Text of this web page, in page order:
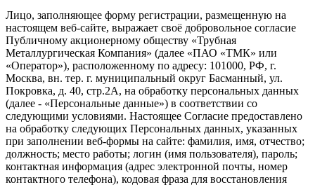
Лицо, заполняющее форму регистрации, размещенную на
настоящем веб-сайте, выражает своё добровольное согласие
Публичному акционерному обществу «Трубная
Металлургическая Компания» (далее «ПАО «ТМК» или
«Оператор»), расположенному по адресу: 101000, РФ, г.
Москва, вн. тер. г. муниципальный округ Басманный, ул.
Покровка, д. 40, стр.2А, на обработку персональных данных
(далее - «Персональные данные») в соответствии со
следующими условиями. Настоящее Согласие предоставлено
на обработку следующих Персональных данных, указанных
при заполнении веб-формы на сайте: фамилия, имя, отчество;
должность; место работы; логин (имя пользователя), пароль;
контактная информация (адрес электронной почты, номер
контактного телефона), кодовая фраза для восстановления